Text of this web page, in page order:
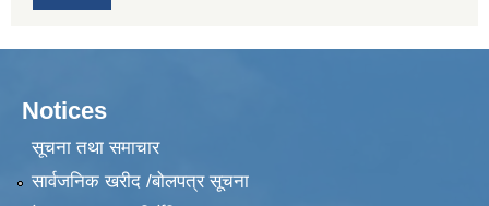
Notices
सूचना तथा समाचार
सार्वजनिक खरीद /बोलपत्र सूचना